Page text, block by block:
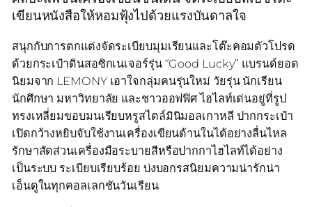
เขียนหนังสือให้หอมฟุ้งไปด้วยแรงบันดาลใจ
สนุกกับการตกแต่งจัดระเบียบมุมเรียนและโต๊ะคอมตัวโปรด
ด้วยกระเป๋าดินสอซิกเนเจอร์รุ่น “Good Lucky” แบรนด์ยอด
นิยมจาก LEMONY เอาใจกลุ่มคนรุ่นใหม่ วัยรุ่น นักเรียน
นักศึกษา มหาวิทยาลัย และชาวออฟฟิศ ไฮไลท์เด่นอยู่ที่รูป
ทรงเหลี่ยมขอบมนเรียบหรูสไตล์มินิมอลเกาหลี ปากกระเป๋า
เปิดกว้างหยิบจับใช้งานเครื่องเขียนด้านในได้อย่างลื่นไหล
รักษาสัดส่วนเครื่องมือระบายสีหรือปากกาไฮไลท์ได้อย่าง
เป็นระบบ ระเบียบเรียบร้อย บ่งบอกรสนิยมความน่ารักน่า
เอ็นดูในทุกคอลเลกชันวันเรียน